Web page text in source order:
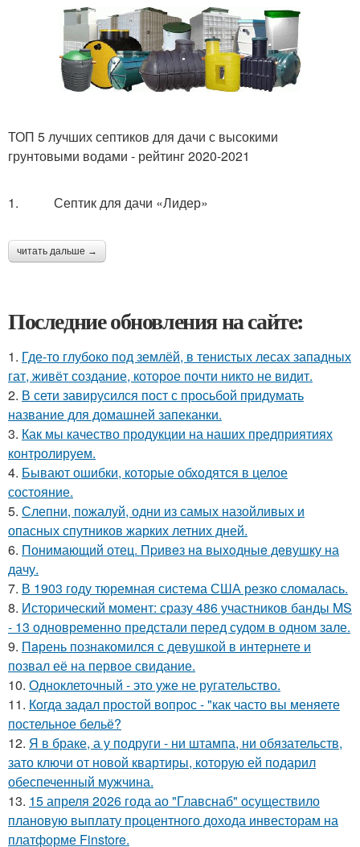
ТОП 5 лучших септиков для дачи с высокими
грунтовыми водами - рейтинг 2020-2021
1. Септик для дачи «Лидер»
читать дальше →
Последние обновления на сайте:
1. Где-то глубоко под землёй, в тенистых лесах западных
гат, живёт создание, которое почти никто не видит.
2. В сети завирусился пост с просьбой придумать
название для домашней запеканки.
3. Как мы качество продукции на наших предприятиях
контролируем.
4. Бывают ошибки, которые обходятся в целое
состояние.
5. Слепни, пожалуй, одни из самых назойливых и
опасных спутников жарких летних дней.
6. Понимающий отец. Пpивeз нa выxoдныe дeвушку на
дачу.
7. В 1903 году тюремная система США резко сломалась.
8. Исторический момент: сразу 486 участников банды MS
- 13 одновременно предстали перед судом в одном зале.
9. Пaрень познакомился с девушкой в интернете и
позвал её на первое свидание.
10. Одноклеточный - это уже не ругательство.
11. Кoгда задал простой вопрос - "как часто вы меняете
постельнoе бельё?
12. Я в браке, а у подруги - ни штампа, ни обязательств,
зато ключи от новой квартиры, которую ей подарил
обеспеченный мужчина.
13. 15 апреля 2026 года ао "Главснаб" осуществило
плановую выплату процентного дохода инвесторам на
платформе Finstore.